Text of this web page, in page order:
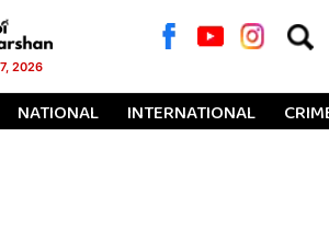
2026
for:
NATIONAL INTERNATIONAL